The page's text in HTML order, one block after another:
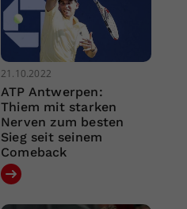
21.10.2022
ATP Antwerpen:
Thiem mit starken
Nerven zum besten
Sieg seit seinem
Comeback